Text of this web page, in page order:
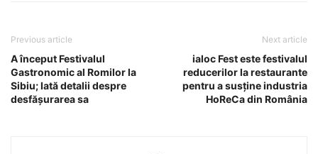
Previous article
A început Festivalul
Gastronomic al Romilor la
Sibiu; Iată detalii despre
desfăşurarea sa
Next article
ialoc Fest este festivalul
reducerilor la restaurante
pentru a susţine industria
HoReCa din România